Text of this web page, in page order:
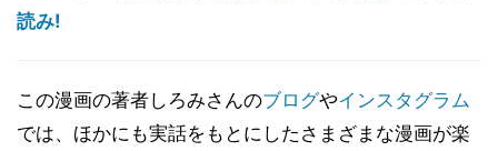
読み!
この漫画の著者しろみさんのブログやインスタグラム
では、ほかにも実話をもとにしたさまざまな漫画が楽